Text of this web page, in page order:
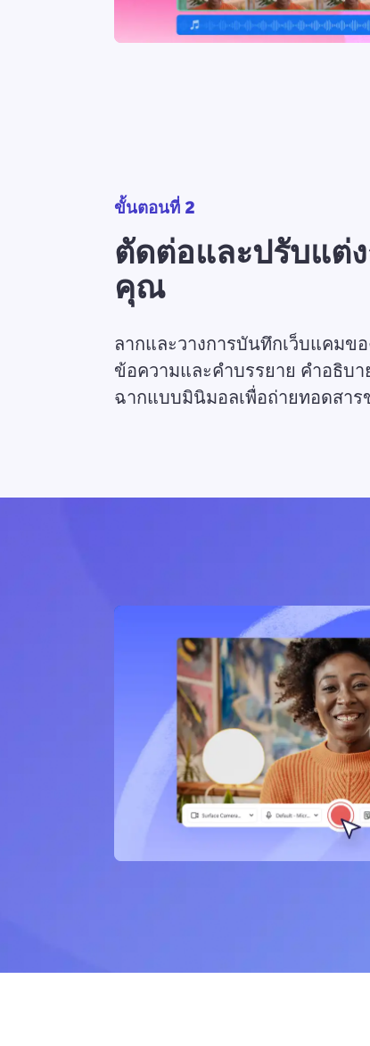
ขั้นตอนที่ 2
ตัดต่อและปรับแต่
คุณ
ลากและวางการบันทึกเว็บแคมข
ข้อความและคำบรรยาย คำอธิบ
ฉากแบบมินิมอลเพื่อถ่ายทอดสา